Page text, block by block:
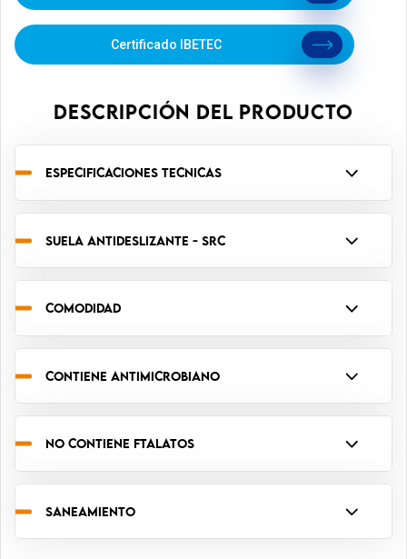
Certificado IBETEC
DESCRIPCIÓN DEL PRODUCTO
ESPECIFICACIONES TECNICAS
SUELA ANTIDESLIZANTE - SRC
COMODIDAD
CONTIENE ANTIMICROBIANO
NO CONTIENE FTALATOS
SANEAMIENTO